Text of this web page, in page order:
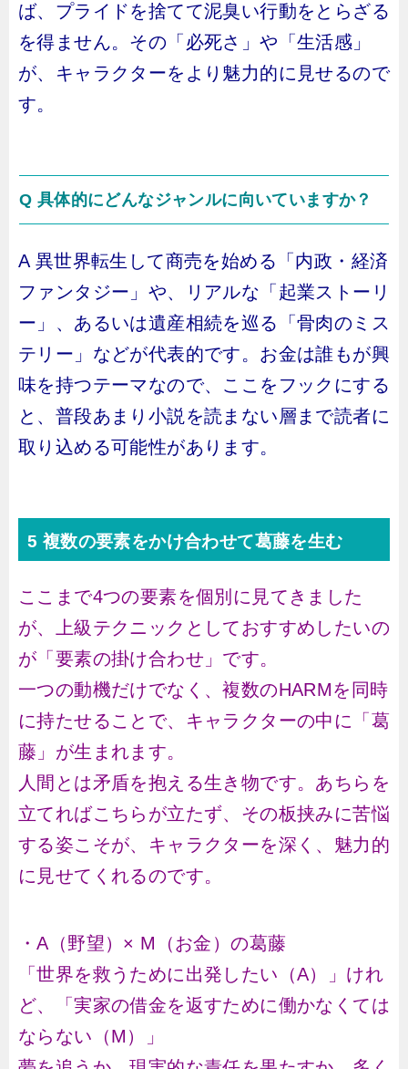
ば、プライドを捨てて泥臭い行動をとらざる
を得ません。その「必死さ」や「生活感」
が、キャラクターをより魅力的に見せるので
す。
Q 具体的にどんなジャンルに向いていますか？
A 異世界転生して商売を始める「内政・経済
ファンタジー」や、リアルな「起業ストーリ
ー」、あるいは遺産相続を巡る「骨肉のミス
テリー」などが代表的です。お金は誰もが興
味を持つテーマなので、ここをフックにする
と、普段あまり小説を読まない層まで読者に
取り込める可能性があります。
5 複数の要素をかけ合わせて葛藤を生む
ここまで4つの要素を個別に見てきました
が、上級テクニックとしておすすめしたいの
が「要素の掛け合わせ」です。
一つの動機だけでなく、複数のHARMを同時
に持たせることで、キャラクターの中に「葛
藤」が生まれます。
人間とは矛盾を抱える生き物です。あちらを
立てればこちらが立たず、その板挟みに苦悩
する姿こそが、キャラクターを深く、魅力的
に見せてくれるのです。
・A（野望）× M（お金）の葛藤
「世界を救うために出発したい（A）」けれ
ど、「実家の借金を返すために働かなくては
ならない（M）」